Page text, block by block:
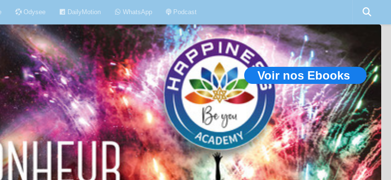
Odysee DailyMotion WhatsApp Podcast
Voir nos Ebooks